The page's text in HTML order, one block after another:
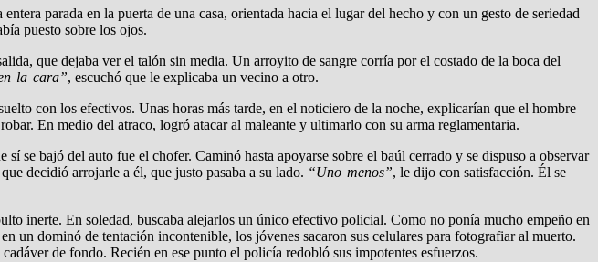
parada en la puerta de una casa, orientada hacia el lugar del hecho y con un gesto de seriedad
puesto sobre los ojos.
que dejaba ver el talón sin media. Un arroyito de sangre corría por el costado de la boca del
la cara”, escuchó que le explicaba un vecino a otro.
con los efectivos. Unas horas más tarde, en el noticiero de la noche, explicarían que el hombre
En medio del atraco, logró atacar al maleante y ultimarlo con su arma reglamentaria.
se bajó del auto fue el chofer. Caminó hasta apoyarse sobre el baúl cerrado y se dispuso a observar
decidió arrojarle a él, que justo pasaba a su lado. “Uno menos”, le dijo con satisfacción. Él se
inerte. En soledad, buscaba alejarlos un único efectivo policial. Como no ponía mucho empeño en
un dominó de tentación incontenible, los jóvenes sacaron sus celulares para fotografiar al muerto.
de fondo. Recién en ese punto el policía redobló sus impotentes esfuerzos.